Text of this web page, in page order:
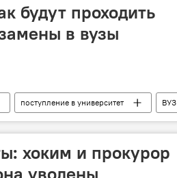
будут проходить
в вузы
поступление в университет ВУЗ
хоким и прокурор